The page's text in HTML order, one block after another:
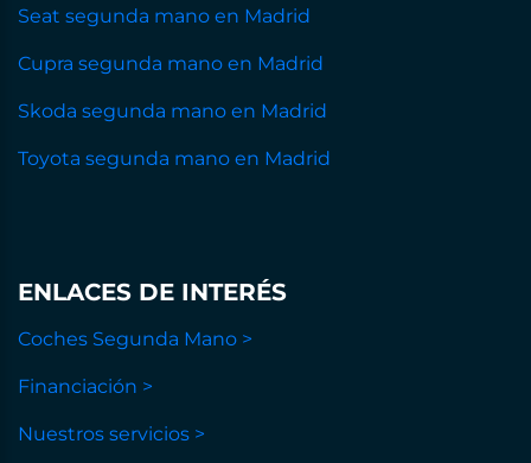
Seat segunda mano en Madrid
Cupra segunda mano en Madrid
Skoda segunda mano en Madrid
Toyota segunda mano en Madrid
ENLACES DE INTERÉS
Coches Segunda Mano >
Financiación >
Nuestros servicios >